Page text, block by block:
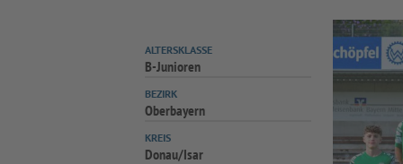
ALTERSKLASSE
B-Junioren
BEZIRK
Oberbayern
KREIS
Donau/Isar